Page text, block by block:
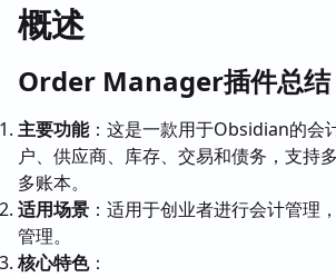
概述
Order Manager插件总结
主要功能：这是一款用于Obsidian的会
户、供应商、库存、交易和债务，支持
多账本。
适用场景 ：适用于创业者进行会计管理
管理。
核心特色：